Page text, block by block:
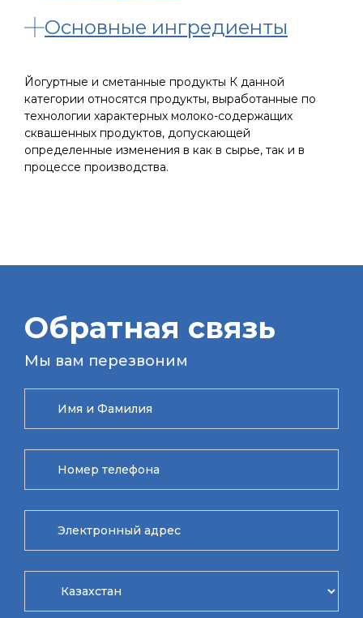
Основные ингредиенты
Йогуртные и сметанные продукты К данной
категории относятся продукты, выработанные по
технологии характерных молоко-содержащих
сквашенных продуктов, допускающей
определенные изменения в как в сырье, так и в
процессе производства.
Обратная связь
Мы вам перезвоним